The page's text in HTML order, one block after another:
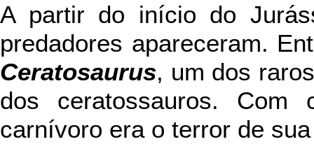
A partir do início do
predadores apareceram.
Ceratosaurus, um dos
dos ceratossauros.
carnívoro era o terror de